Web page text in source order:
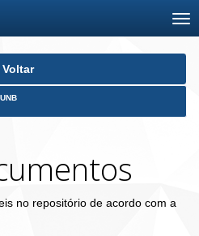
Voltar
no repositório de acordo com a